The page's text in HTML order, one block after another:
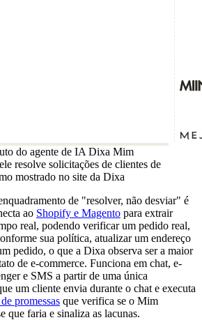
do agente de IA Dixa Mim
resolve solicitações de clientes de
mostrado no site da Dixa
de "resolver, não desviar" é
ao Shopify e Magento para extrair
real, podendo verificar um pedido real,
sua política, atualizar um endereço
pedido, o que a Dixa observa ser a maior
de e-commerce. Funciona em chat, e-
e SMS a partir de uma única
um cliente envia durante o chat e executa
promessas que verifica se o Mim
que faria e sinaliza as lacunas.